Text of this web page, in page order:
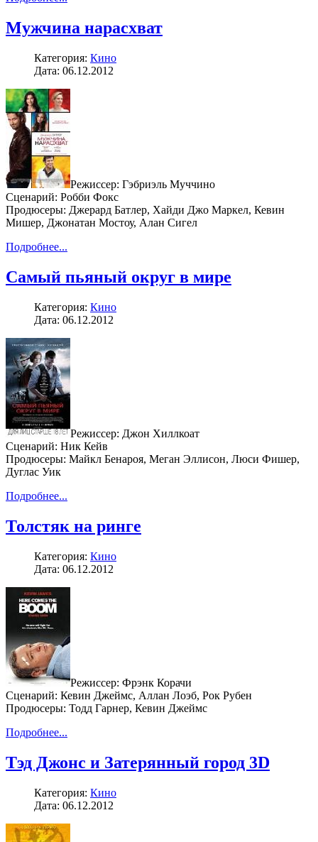
Мужчина нарасхват
Категория: Кино
Дата: 06.12.2012
Режиссер: Гэбриэль Муччино
Сценарий: Робби Фокс
Продюсеры: Джерард Батлер, Хайди Джо Маркел, Кевин
Мишер, Джонатан Мостоу, Алан Сигел
Подробнее...
Самый пьяный округ в мире
Категория: Кино
Дата: 06.12.2012
Режиссер: Джон Хиллкоат
Сценарий: Ник Кейв
Продюсеры: Майкл Бенароя, Меган Эллисон, Люси Фишер,
Дуглас Уик
Подробнее...
Толстяк на ринге
Категория: Кино
Дата: 06.12.2012
Режиссер: Фрэнк Корачи
Сценарий: Кевин Джеймс, Аллан Лоэб, Рок Рубен
Продюсеры: Тодд Гарнер, Кевин Джеймс
Подробнее...
Тэд Джонс и Затерянный город 3D
Категория: Кино
Дата: 06.12.2012